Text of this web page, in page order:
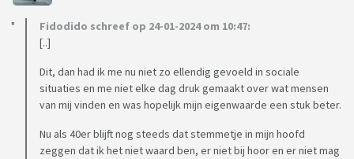
Fidodido schreef op 24-01-2024 om 10:47:
[..]
Dit, dan had ik me nu niet zo ellendig gevoeld in sociale
situaties en me niet elke dag druk gemaakt over wat mensen
van mij vinden en was hopelijk mijn eigenwaarde een stuk beter.
Nu als 40er blijft nog steeds dat stemmetje in mijn hoofd
zeggen dat ik het niet waard ben, er niet bij hoor en er niet mag